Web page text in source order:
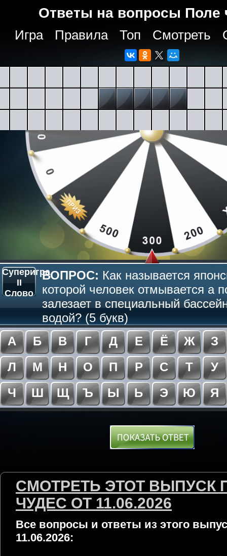
Ответы на вопросы Поле
Игра Правила Топ Смотреть
Суперигра
II
Слово
ВОПРОС: Как называется
которой человек отмывается а
залезает в специальный
водой? (5 букв)
А
Б В Г Д Е Ё Ж
З
Л
М Н О П Р С Т
У
Ч
Ш Щ Ъ Ы Ь Э Ю Я
СМОТРЕТЬ ЭТОТ ВЫПУСК
ЧУДЕС ОТ 11.06.2026
Все вопросы и ответы из этого
11.06.2026: